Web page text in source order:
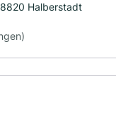
Halberstadt